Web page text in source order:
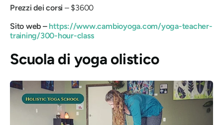
Prezzi dei corsi – $3600
Sito web – https://www.cambioyoga.com/yoga-teacher-
training/300-hour-class
Scuola di yoga olistico